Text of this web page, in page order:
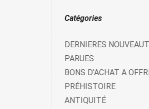
Catégories
DERNIERES
PARUES
BONS D'ACHAT A
PRÉHISTOIRE
ANTIQUITÉ